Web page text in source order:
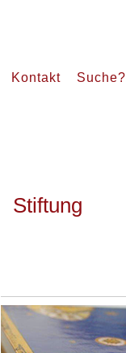
Kontakt Suche?
Stiftung